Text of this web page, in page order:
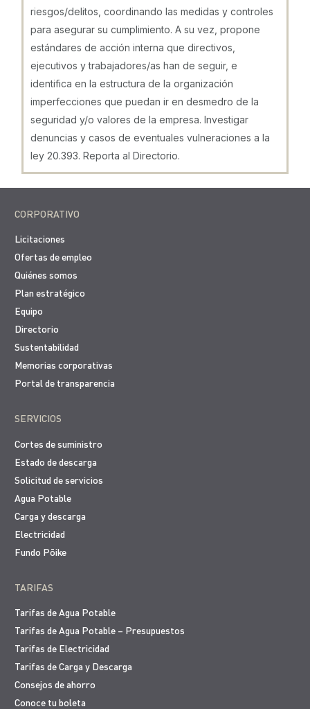
riesgos/delitos, coordinando las medidas y controles
para asegurar su cumplimiento. A su vez, propone
estándares de acción interna que directivos,
ejecutivos y trabajadores/as han de seguir, e
identifica en la estructura de la organización
imperfecciones que puedan ir en desmedro de la
seguridad y/o valores de la empresa. Investigar
denuncias y casos de eventuales vulneraciones a la
ley 20.393. Reporta al Directorio.
CORPORATIVO
Licitaciones
Ofertas de empleo
Quiénes somos
Plan estratégico
Equipo
Directorio
Sustentabilidad
Memorias corporativas
Portal de transparencia
SERVICIOS
Cortes de suministro
Estado de descarga
Solicitud de servicios
Agua Potable
Carga y descarga
Electricidad
Fundo Pōike
TARIFAS
Tarifas de Agua Potable
Tarifas de Agua Potable – Presupuestos
Tarifas de Electricidad
Tarifas de Carga y Descarga
Consejos de ahorro
Conoce tu boleta